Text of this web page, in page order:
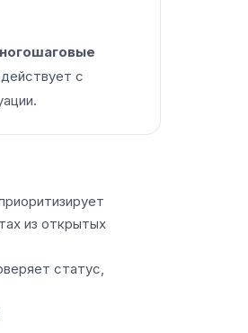
с
из открытых
статус,